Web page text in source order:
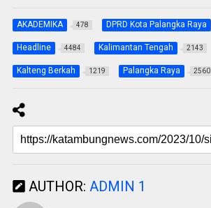
AKADEMIKA 478 DPRD Kota Palangka Raya
Headline 4484 Kalimantan Tengah 2143
Kalteng Berkah 1219 Palangka Raya 2560
AUTHOR: ADMIN 1